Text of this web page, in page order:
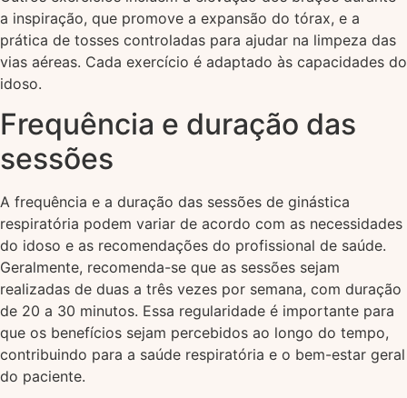
a inspiração, que promove a expansão do tórax, e a
prática de tosses controladas para ajudar na limpeza das
vias aéreas. Cada exercício é adaptado às capacidades do
idoso.
Frequência e duração das
sessões
A frequência e a duração das sessões de ginástica
respiratória podem variar de acordo com as necessidades
do idoso e as recomendações do profissional de saúde.
Geralmente, recomenda-se que as sessões sejam
realizadas de duas a três vezes por semana, com duração
de 20 a 30 minutos. Essa regularidade é importante para
que os benefícios sejam percebidos ao longo do tempo,
contribuindo para a saúde respiratória e o bem-estar geral
do paciente.